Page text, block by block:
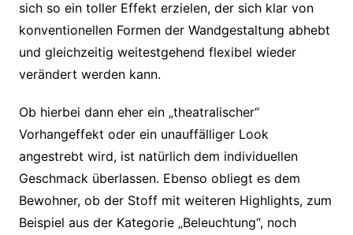
sich so ein toller Effekt erzielen, der sich klar von
konventionellen Formen der Wandgestaltung abhebt
und gleichzeitig weitestgehend flexibel wieder
verändert werden kann.
Ob hierbei dann eher ein „theatralischer“
Vorhangeffekt oder ein unauffälliger Look
angestrebt wird, ist natürlich dem individuellen
Geschmack überlassen. Ebenso obliegt es dem
Bewohner, ob der Stoff mit weiteren Highlights, zum
Beispiel aus der Kategorie „Beleuchtung“, noch